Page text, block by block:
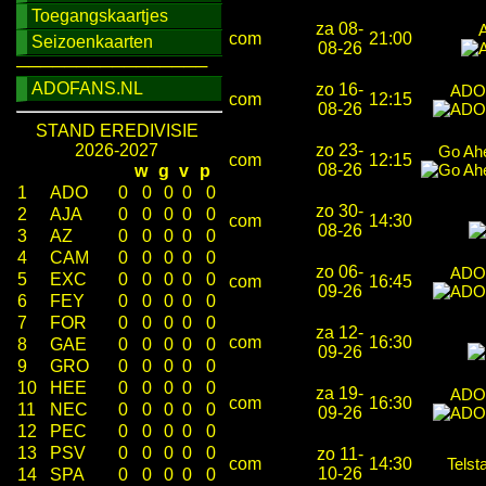
Toegangskaartjes
Seizoenkaarten
────────────────
ADOFANS.NL
STAND EREDIVISIE
2026-2027
w g v
p
1
ADO 0 0 0 0
0
2
AJA 0 0 0 0
0
3
AZ 0 0 0 0
0
4
CAM 0 0 0 0
0
5
EXC 0 0 0 0
0
6
FEY 0 0 0 0
0
7
FOR 0 0 0 0
0
8
GAE 0 0 0 0
0
9
GRO 0 0 0 0
0
10
HEE 0 0 0 0
0
11
NEC 0 0 0 0
0
12
PEC 0 0 0 0
0
13
PSV 0 0 0 0
0
14
SPA 0 0 0 0
0
com
za 08-
08-26
21:00
com
zo 16-
08-26
12:15
com
zo 23-
08-26
12:15 Go
com
zo 30-
08-26
14:30
com
zo 06-
09-26
16:45
com
za 12-
09-26
16:30
com
za 19-
09-26
16:30
com
zo 11-
10-26
14:30